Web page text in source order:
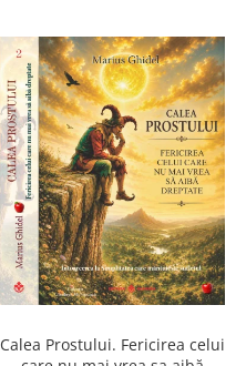
Calea Prostului. Fericirea celui